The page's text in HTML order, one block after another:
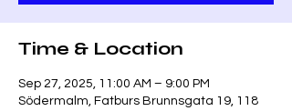
Time & Location
Sep 27, 2025, 11:00 AM – 9:00 PM
Södermalm, Fatburs Brunnsgata 19, 118